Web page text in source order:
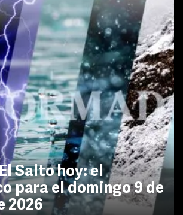
Salto hoy: el
para el domingo 9 de
2026